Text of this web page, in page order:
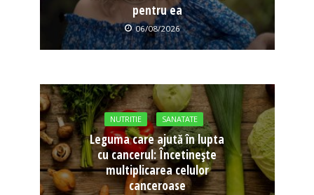
pentru ea
06/08/2026
NUTRITIE SANATATE
Leguma care ajută în lupta
cu cancerul: Încetinește
multiplicarea celulor
canceroase